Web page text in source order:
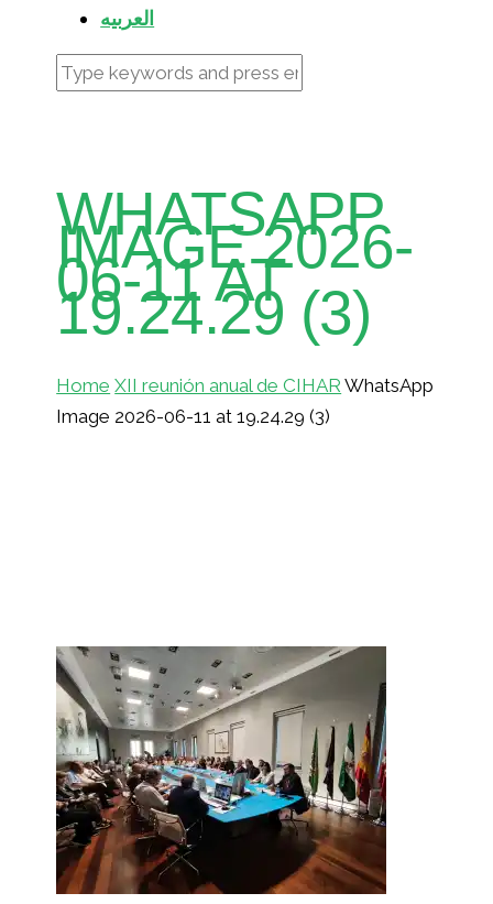
العربيه
WHATSAPP
IMAGE 2026-
06-11 AT
19.24.29 (3)
Home XII reunión anual de CIHAR WhatsApp
Image 2026-06-11 at 19.24.29 (3)